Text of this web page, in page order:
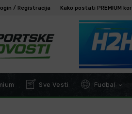
/ Registracija Kako postati PREMIUM
Sve Vesti Fudbal